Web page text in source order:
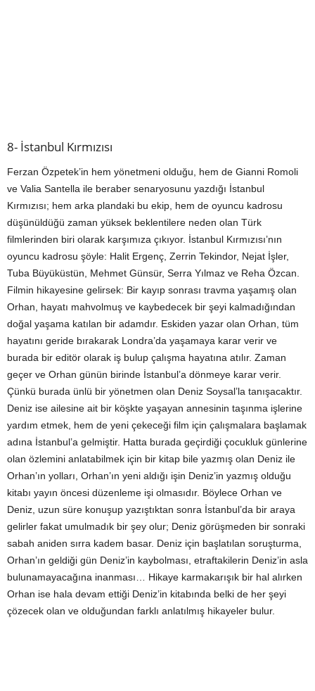
8- İstanbul Kırmızısı
Ferzan Özpetek’in hem yönetmeni olduğu, hem de Gianni Romoli
ve Valia Santella ile beraber senaryosunu yazdığı İstanbul
Kırmızısı; hem arka plandaki bu ekip, hem de oyuncu kadrosu
düşünüldüğü zaman yüksek beklentilere neden olan Türk
filmlerinden biri olarak karşımıza çıkıyor. İstanbul Kırmızısı’nın
oyuncu kadrosu şöyle: Halit Ergenç, Zerrin Tekindor, Nejat İşler,
Tuba Büyüküstün, Mehmet Günsür, Serra Yılmaz ve Reha Özcan.
Filmin hikayesine gelirsek: Bir kayıp sonrası travma yaşamış olan
Orhan, hayatı mahvolmuş ve kaybedecek bir şeyi kalmadığından
doğal yaşama katılan bir adamdır. Eskiden yazar olan Orhan, tüm
hayatını geride bırakarak Londra’da yaşamaya karar verir ve
burada bir editör olarak iş bulup çalışma hayatına atılır. Zaman
geçer ve Orhan günün birinde İstanbul’a dönmeye karar verir.
Çünkü burada ünlü bir yönetmen olan Deniz Soysal’la tanışacaktır.
Deniz ise ailesine ait bir köşkte yaşayan annesinin taşınma işlerine
yardım etmek, hem de yeni çekeceği film için çalışmalara başlamak
adına İstanbul’a gelmiştir. Hatta burada geçirdiği çocukluk günlerine
olan özlemini anlatabilmek için bir kitap bile yazmış olan Deniz ile
Orhan’ın yolları, Orhan’ın yeni aldığı işin Deniz’in yazmış olduğu
kitabı yayın öncesi düzenleme işi olmasıdır. Böylece Orhan ve
Deniz, uzun süre konuşup yazıştıktan sonra İstanbul’da bir araya
gelirler fakat umulmadık bir şey olur; Deniz görüşmeden bir sonraki
sabah aniden sırra kadem basar. Deniz için başlatılan soruşturma,
Orhan’ın geldiği gün Deniz’in kaybolması, etraftakilerin Deniz’in asla
bulunamayacağına inanması… Hikaye karmakarışık bir hal alırken
Orhan ise hala devam ettiği Deniz’in kitabında belki de her şeyi
çözecek olan ve olduğundan farklı anlatılmış hikayeler bulur.